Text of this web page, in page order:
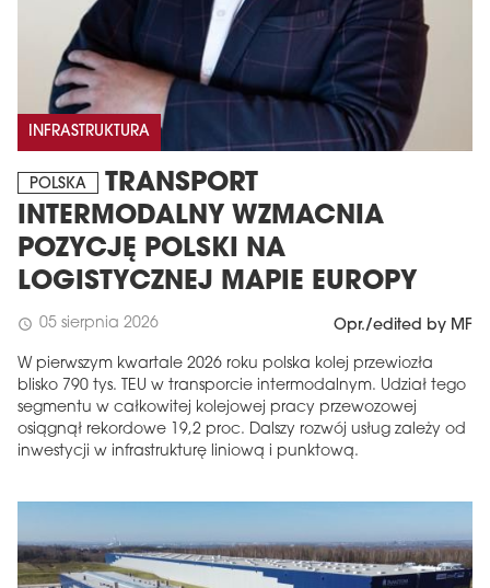
INFRASTRUKTURA
POLSKA
TRANSPORT
INTERMODALNY WZMACNIA
POZYCJĘ POLSKI NA
LOGISTYCZNEJ MAPIE EUROPY
schedule 05 sierpnia 2026 Opr./edited by MF
W pierwszym kwartale 2026 roku polska kolej przewiozła
blisko 790 tys. TEU w transporcie intermodalnym. Udział tego
segmentu w całkowitej kolejowej pracy przewozowej
osiągnął rekordowe 19,2 proc. Dalszy rozwój usług zależy od
inwestycji w infrastrukturę liniową i punktową.